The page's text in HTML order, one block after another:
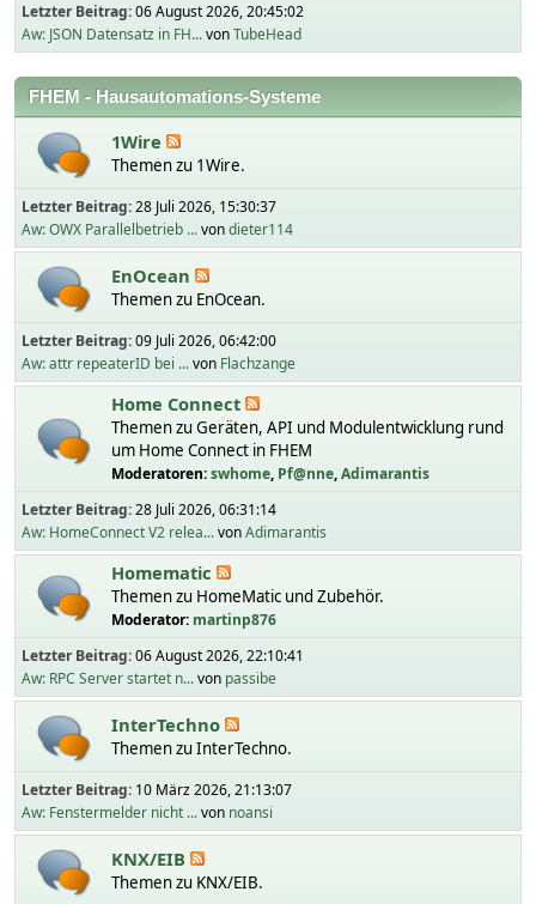
Letzter Beitrag:06 August 2026, 20:45:02
Aw: JSON Datensatz in FH...vonTubeHead
FHEM - Hausautomations-Systeme
1Wire
Themen zu 1Wire.
Letzter Beitrag:28 Juli 2026, 15:30:37
Aw: OWX Parallelbetrieb ...vondieter114
EnOcean
Themen zu EnOcean.
Letzter Beitrag:09 Juli 2026, 06:42:00
Aw: attr repeaterID bei ...von Flachzange
Home Connect
Themen zu Geräten, API und Modulentwicklung rund
um Home Connect in FHEM
Moderatoren:swhome, Pf@nne,Adimarantis
Letzter Beitrag:28 Juli 2026, 06:31:14
Aw: HomeConnect V2 relea...vonAdimarantis
Homematic
Themen zu HomeMatic und Zubehör.
Moderator: martinp876
Letzter Beitrag:06 August 2026, 22:10:41
Aw: RPC Server startet n...von passibe
InterTechno
Themen zu InterTechno.
Letzter Beitrag: 10 März 2026, 21:13:07
Aw: Fenstermelder nicht ...von noansi
KNX/EIB
Themen zu KNX/EIB.